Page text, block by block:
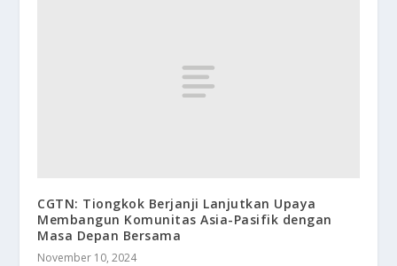
CGTN: Tiongkok Berjanji Lanjutkan Upaya
Membangun Komunitas Asia-Pasifik dengan
Masa Depan Bersama
November 10, 2024